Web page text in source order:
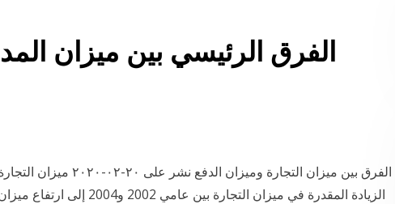
الفرق الرئيسي بين ميزان
الفرق بين ميزان التجارة
الزيادة المقدرة في ميزان